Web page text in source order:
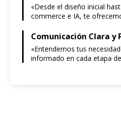
«Desde el diseño inicial
commerce e IA, te
Comunicación Clara y
«Entendemos tus
informado en cada etapa